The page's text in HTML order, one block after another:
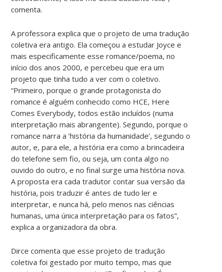
comenta.
A professora explica que o projeto de uma tradução
coletiva era antigo. Ela começou a estudar Joyce e
mais especificamente esse romance/poema, no
início dos anos 2000, e percebeu que era um
projeto que tinha tudo a ver com o coletivo.
“Primeiro, porque o grande protagonista do
romance é alguém conhecido como HCE, Here
Comes Everybody, todos estão incluídos (numa
interpretação mais abrangente). Segundo, porque o
romance narra a ‘história da humanidade’, segundo o
autor, e, para ele, a história era como a brincadeira
do telefone sem fio, ou seja, um conta algo no
ouvido do outro, e no final surge uma história nova.
A proposta era cada tradutor contar sua versão da
história, pois traduzir é antes de tudo ler e
interpretar, e nunca há, pelo menos nas ciências
humanas, uma única interpretação para os fatos”,
explica a organizadora da obra.
Dirce comenta que esse projeto de tradução
coletiva foi gestado por muito tempo, mas que